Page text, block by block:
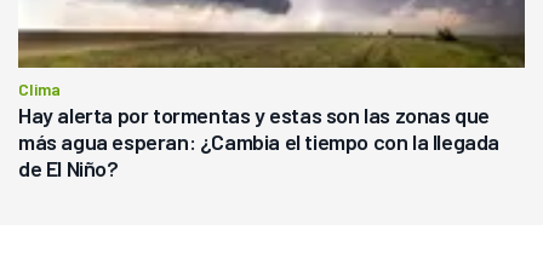
Clima
Hay alerta por tormentas y estas son las zonas que
más agua esperan: ¿Cambia el tiempo con la llegada
de El Niño?